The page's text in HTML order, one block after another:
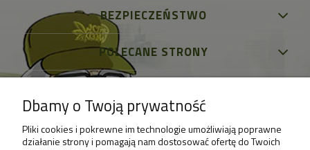
BEZPIECZEŃSTWO
POLECANE STRONY
Dbamy o Twoją prywatność
Pliki cookies i pokrewne im technologie umożliwiają poprawne
działanie strony i pomagają nam dostosować ofertę do Twoich